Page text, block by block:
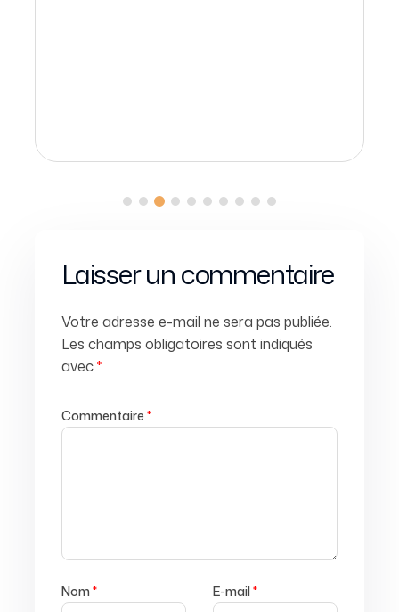
Laisser un commentaire
Votre adresse e-mail ne sera pas publiée.
Les champs obligatoires sont indiqués
avec*
Commentaire *
Nom* E-mail*